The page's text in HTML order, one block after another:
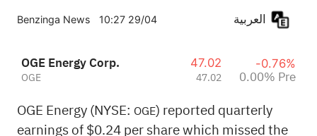
Benzinga News 10:27 29/04
OGE Energy Corp.
OGE
47.02
47.02
-0.76%
0.00% Pre
OGE Energy (NYSE: OGE) reported quarterly
earnings of $0.24 per share which missed the